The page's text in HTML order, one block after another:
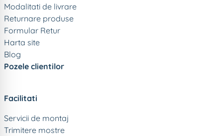
Modalitati de livrare
Returnare produse
Formular Retur
Harta site
Blog
Pozele clientilor
Facilitati
Servicii de montaj
Trimitere mostre